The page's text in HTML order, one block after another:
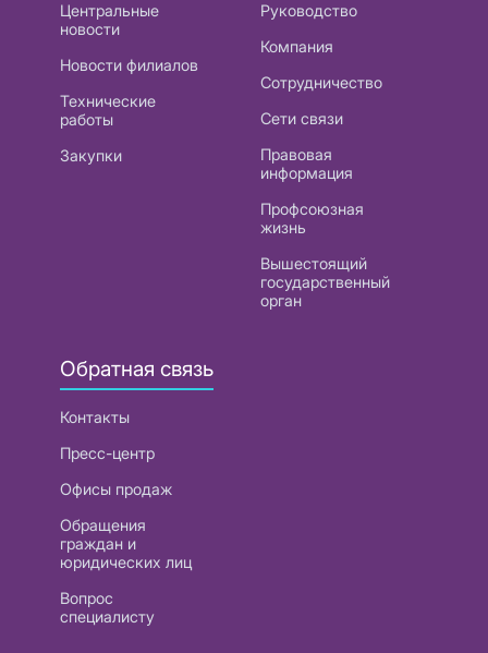
Центральные
новости
Новости филиалов
Технические
работы
Закупки
Руководство
Компания
Сотрудничество
Сети связи
Правовая
информация
Профсоюзная
жизнь
Вышестоящий
государственный
орган
Обратная связь
Контакты
Пресс-центр
Офисы продаж
Обращения
граждан и
юридических лиц
Вопрос
специалисту